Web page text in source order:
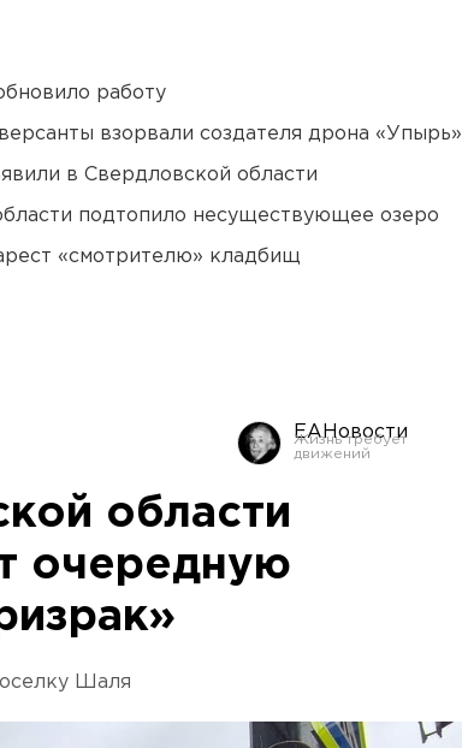
работу
взорвали создателя дрона «Упырь»
в Свердловской области
подтопило несуществующее озеро
«смотрителю» кладбищ
ЕАНовости
области
очередную
Шаля